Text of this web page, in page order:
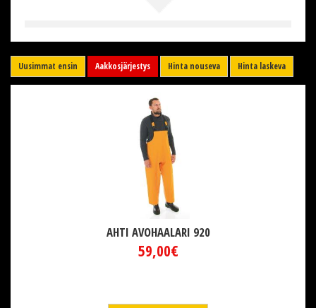
Uusimmat ensin Aakkosjärjestys Hinta nouseva Hinta laskeva
AHTI AVOHAALARI 920
59,00€